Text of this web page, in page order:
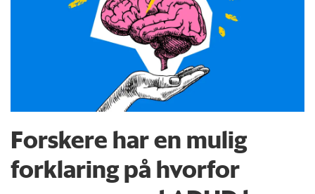
Forskere har en mulig
forklaring på hvorfor